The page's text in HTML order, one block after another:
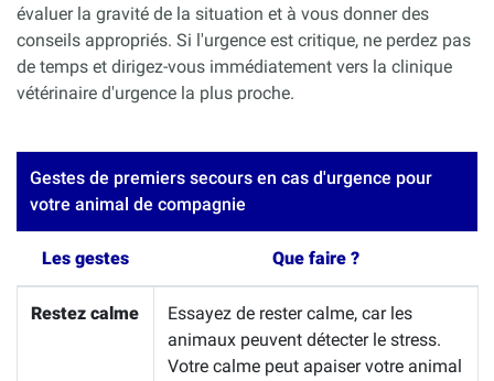
évaluer la gravité de la situation et à vous donner des
conseils appropriés. Si l'urgence est critique, ne perdez pas
de temps et dirigez-vous immédiatement vers la clinique
vétérinaire d'urgence la plus proche.
Gestes de premiers secours en cas d'urgence pour
votre animal de compagnie
Les gestes Que faire ?
Restez calme
Essayez de rester calme, car les
animaux peuvent détecter le stress.
Votre calme peut apaiser votre animal